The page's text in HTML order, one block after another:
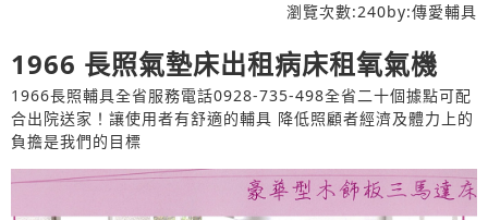
瀏覽次數:240by:傳愛輔具
1966 長照氣墊床出租病床租氧氣機
1966長照輔具全省服務電話0928-735-498全省二十個據點可配
合出院送家！讓使用者有舒適的輔具 降低照顧者經濟及體力上的
負擔是我們的目標